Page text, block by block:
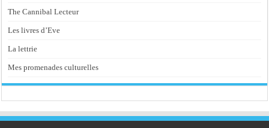
The Cannibal Lecteur
Les livres d’Eve
La lettrie
Mes promenades culturelles